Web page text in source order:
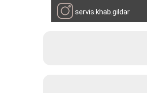
servis.khab.gildar